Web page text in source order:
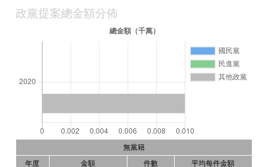
政黨提案總金額分佈
無黨籍
年度 金額 件數 平均每件金額